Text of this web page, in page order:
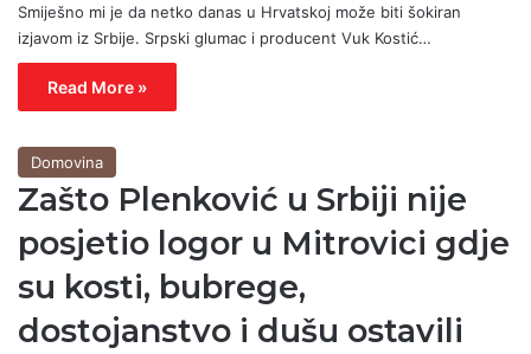
Smiješno mi je da netko danas u Hrvatskoj može biti šokiran
izjavom iz Srbije. Srpski glumac i producent Vuk Kostić…
Read More »
Domovina
Zašto Plenković u Srbiji nije
posjetio logor u Mitrovici gdje
su kosti, bubrege,
dostojanstvo i dušu ostavili